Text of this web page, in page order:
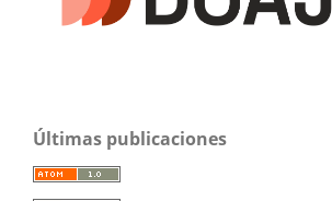
Últimas publicaciones